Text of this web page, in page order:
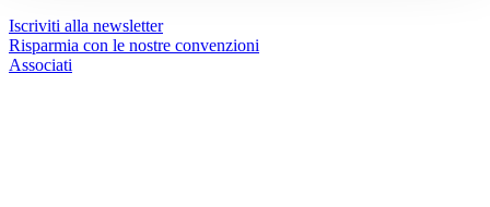
Iscriviti alla newsletter
Risparmia con le nostre convenzioni
Associati